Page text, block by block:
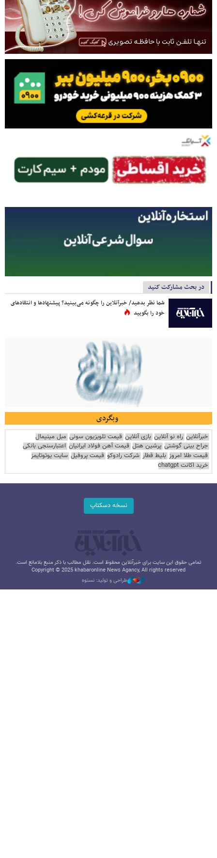
در بحث مشارکت کنید
شما نظر بدهید/ خبرآنلاین را چگونه می‌بینید؟ پیشنهادها و انتقادهای
خود را بگویید
وبگردی
خبرآنلاین راه نو آنلاین بازی آنلاین قیمت تلویزیون سونی مبل مینیمال
جراح بینی گوشتی پرشین هتل قیمت آهن فولاد ایرانیان اعتبارسنجی بانکی
قیمت طلا امروز بلیط قطار شرکت رادوکو قیمت پروفیل سایت یوتوتایمز
خرید اکانت chatgpt
نسخه دسکتاپ
تمامی حقوق این سایت برای خبرآنلاین محفوظ است. نقل مطالب با ذکر منبع بلامانع است.
Copyright © 2025 khabaronline News Agancy, All rights reserved
طراحی و تولید: نستوه